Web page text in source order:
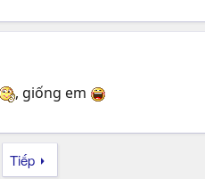
, giống em
Tiếp